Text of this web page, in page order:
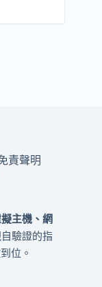
責聲明
主機、網
驗證的指
位。